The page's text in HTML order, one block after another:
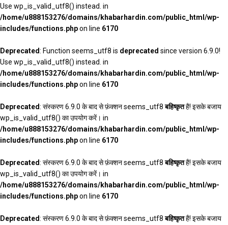
Use wp_is_valid_utf8() instead. in
/home/u888153276/domains/khabarhardin.com/public_html/wp-
includes/functions.phpon line 6170
Deprecated: Function seems_utf8 is deprecated since version 6.9.0!
Use wp_is_valid_utf8() instead. in
/home/u888153276/domains/khabarhardin.com/public_html/wp-
includes/functions.phpon line 6170
Deprecated: संस्करण 6.9.0 के बाद से फ़ंक्शन seems_utf8बहिष्कृतहै! इसके बजाय
wp_is_valid_utf8() का उपयोग करें। in
/home/u888153276/domains/khabarhardin.com/public_html/wp-
includes/functions.phpon line 6170
Deprecated: संस्करण 6.9.0 के बाद से फ़ंक्शन seems_utf8बहिष्कृतहै! इसके बजाय
wp_is_valid_utf8() का उपयोग करें। in
/home/u888153276/domains/khabarhardin.com/public_html/wp-
includes/functions.phpon line 6170
Deprecated: संस्करण 6.9.0 के बाद से फ़ंक्शन seems_utf8बहिष्कृतहै! इसके बजाय